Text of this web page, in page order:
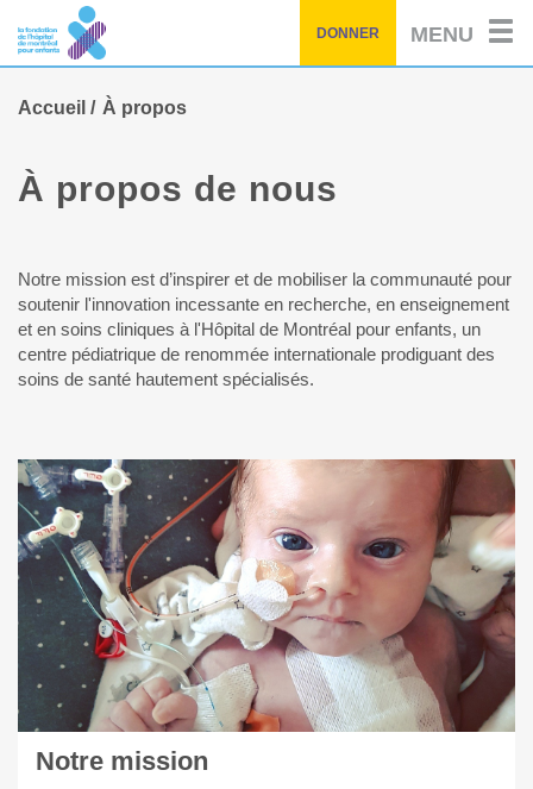
contenu
DONNER MENU
Accueil À propos
À propos de nous
Notre mission est d’inspirer et de mobiliser la communauté pour
soutenir l'innovation incessante en recherche, en enseignement
et en soins cliniques à l'Hôpital de Montréal pour enfants, un
centre pédiatrique de renommée internationale prodiguant des
soins de santé hautement spécialisés.
Notre mission